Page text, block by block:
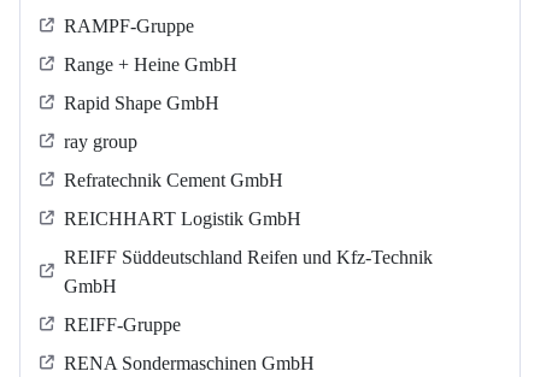
RAMPF-Gruppe
Range + Heine GmbH
Rapid Shape GmbH
ray group
Refratechnik Cement GmbH
REICHHART Logistik GmbH
REIFF Süddeutschland Reifen und Kfz-Technik
GmbH
REIFF-Gruppe
RENA Sondermaschinen GmbH